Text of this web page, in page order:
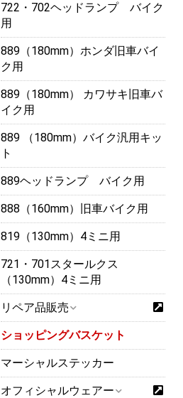
722・702ヘッドランプ バイク
用
889（180mm）ホンダ旧車バイ
ク用
889（180mm） カワサキ旧車バ
イク用
889 （180mm）バイク汎用キッ
ト
889ヘッドランプ バイク用
888（160mm）旧車バイク用
819（130mm）4ミニ用
721・701スタールクス
（130mm）4ミニ用
リペア品販売
ショッピングバスケット
マーシャルステッカー
オフィシャルウェアー